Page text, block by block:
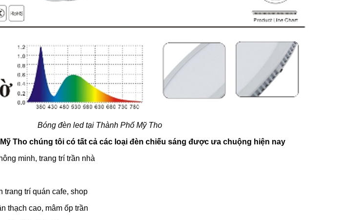
Bóng đèn led tại Thành Phố Mỹ Tho
Tho chúng tôi có tất cả các loại đèn chiếu sáng được ưa chuộng hiện nay
minh, trang trí trần nhà
trang trí quán cafe, shop
thạch cao, mâm ốp trần